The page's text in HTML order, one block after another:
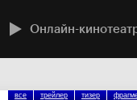
Онлайн-
все трейлер тизер